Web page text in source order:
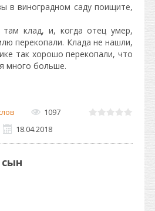
в виноградном саду поищите,
клад, и, когда отец умер,
перекопали. Клада не нашли,
так хорошо перекопали, что
много больше.
1097
18.04.2018